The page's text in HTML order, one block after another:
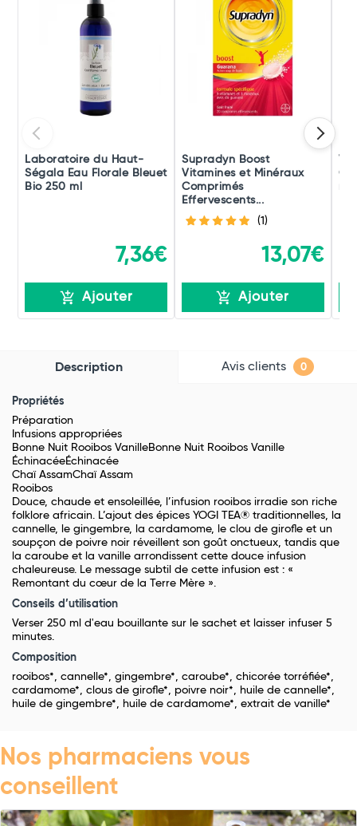
Laboratoire du Haut-
Ségala Eau Florale Bleuet
Bio 250 ml
7,36€
Ajouter
Supradyn Boost
Vitamines et Minéraux
Comprimés
Effervescents...
(1)
13,07€
Ajouter
Description Avis clients 0
Propriétés
Préparation
Infusions appropriées
Bonne Nuit Rooibos VanilleBonne Nuit Rooibos Vanille
ÉchinacéeÉchinacée
Chaï AssamChaï Assam
Rooibos
Douce, chaude et ensoleillée, l’infusion rooibos irradie son riche
folklore africain. L’ajout des épices YOGI TEA® traditionnelles, la
cannelle, le gingembre, la cardamome, le clou de girofle et un
soupçon de poivre noir réveillent son goût onctueux, tandis que
la caroube et la vanille arrondissent cette douce infusion
chaleureuse. Le message subtil de cette infusion est : «
Remontant du cœur de la Terre Mère ».
Conseils d’utilisation
Verser 250 ml d'eau bouillante sur le sachet et laisser infuser 5
minutes.
Composition
rooibos*, cannelle*, gingembre*, caroube*, chicorée torréfiée*,
cardamome*, clous de girofle*, poivre noir*, huile de cannelle*,
huile de gingembre*, huile de cardamome*, extrait de vanille*
Nos pharmaciens vous
conseillent